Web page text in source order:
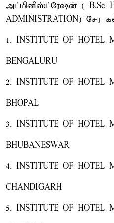
அட்மினிஸ்ட்ரேஷன் ( B.Sc
ADMINISTRATION) சேர
1. INSTITUTE OF HOTEL
BENGALURU
2. INSTITUTE OF HOTEL
BHOPAL
3. INSTITUTE OF HOTEL
BHUBANESWAR
4. INSTITUTE OF HOTEL
CHANDIGARH
5. INSTITUTE OF HOTEL